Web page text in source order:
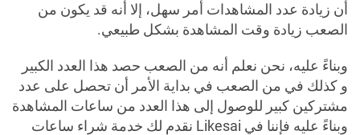
أن زيادة عدد المشاهدات أمر سهل، إلا أنه قد يكون من
الصعب زيادة وقت المشاهدة بشكل طبيعي.
وبناءً عليه، نحن نعلم أنه من الصعب حصد هذا العدد الكبير
و كذلك في من الصعب في بداية الأمر أن تحصل على عدد
مشتركين كبير للوصول إلى هذا العدد من ساعات المشاهدة
وبناءً عليه فإننا في Likesai نقدم لك خدمة شراء ساعات